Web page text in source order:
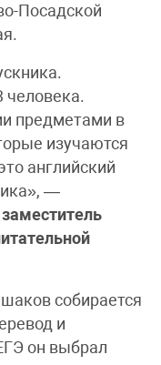
Посадской
человека.
предметами в
изучаются
английский
—
собирается
и
он выбрал